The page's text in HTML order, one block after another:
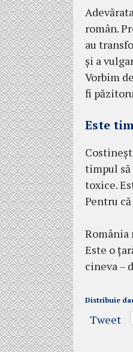
român.
au
și a
Vorbim
fi
Este
timpul
toxice.
Pentru
România
Este o
cineva –
Distribuie
Tweet